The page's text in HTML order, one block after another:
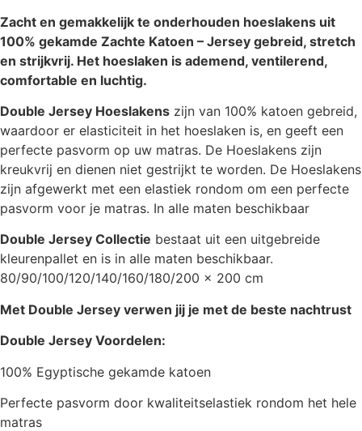
Zacht en gemakkelijk te onderhouden hoeslakens uit
100% gekamde Zachte Katoen – Jersey gebreid, stretch
en strijkvrij. Het hoeslaken is ademend, ventilerend,
comfortable en luchtig.
Double Jersey Hoeslakens zijn van 100% katoen gebreid,
waardoor er elasticiteit in het hoeslaken is, en geeft een
perfecte pasvorm op uw matras. De Hoeslakens zijn
kreukvrij en dienen niet gestrijkt te worden. De Hoeslakens
zijn afgewerkt met een elastiek rondom om een perfecte
pasvorm voor je matras. In alle maten beschikbaar
Double Jersey Collectie bestaat uit een uitgebreide
kleurenpallet en is in alle maten beschikbaar.
80/90/100/120/140/160/180/200 x 200 cm
Met Double Jersey verwen jij je met de beste nachtrust
Double Jersey Voordelen:
100% Egyptische gekamde katoen
Perfecte pasvorm door kwaliteitselastiek rondom het hele
matras